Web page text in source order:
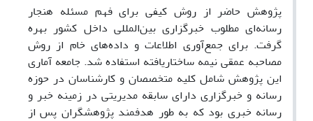
پژوهش حاضر از روش کیفی برای فهم مسئله هنجار
رسانه‌ای مطلوب خبرگزاری بین‌المللی داخل کشور بهره
گرفت. برای جمع‌آوری اطلاعات و داده‌های خام از روش
مصاحبه عمقی نیمه ساختاریافته استفاده شد. جامعه آماری
این پژوهش شامل کلیه متخصصان و کارشناسان در حوزه
رسانه و خبرگزاری دارای سابقه مدیریتی در زمینه خبر و
رسانه خبری بود که به طور هدفمند پژوهشگران پس از